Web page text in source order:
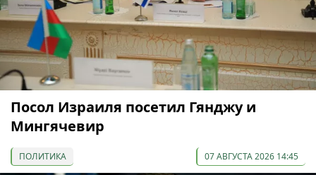
Посол Израиля посетил Гянджу и
Мингячевир
ПОЛИТИКА 07 АВГУСТА 2026 14:45